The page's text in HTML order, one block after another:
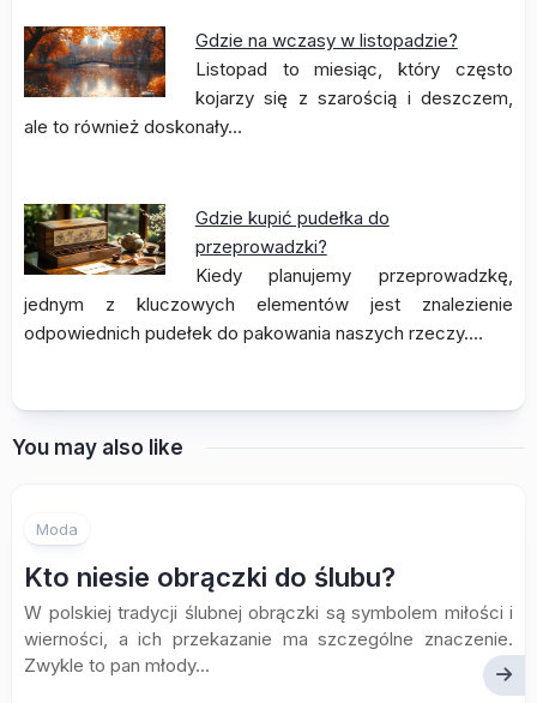
Gdzie na wczasy w listopadzie?
Listopad to miesiąc, który często
kojarzy się z szarością i deszczem,
ale to również doskonały…
Gdzie kupić pudełka do
przeprowadzki?
Kiedy planujemy przeprowadzkę,
jednym z kluczowych elementów jest znalezienie
odpowiednich pudełek do pakowania naszych rzeczy.…
You may also like
Moda
Kto niesie obrączki do ślubu?
W polskiej tradycji ślubnej obrączki są symbolem miłości i
wierności, a ich przekazanie ma szczególne znaczenie.
Zwykle to pan młody...